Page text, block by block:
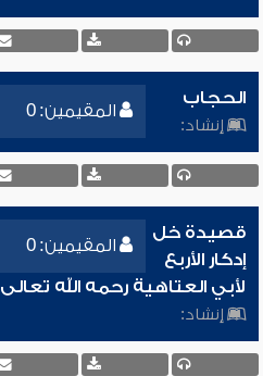
المقيمين: 0
الحجاب
إنشاد:
المقيمين: 0
قصيدة خل
إدكار الأربع
لأبي العتاهية رحمه الله تعالى
إنشاد: